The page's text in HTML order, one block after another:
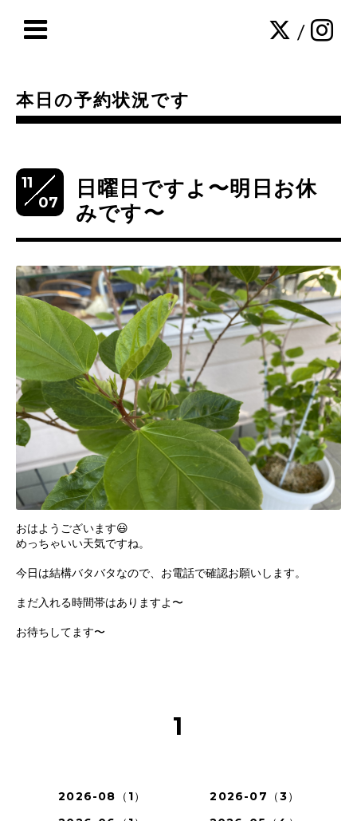
/
本日の予約状況です
11
07
日曜日ですよ〜明日お休
みです〜
おはようございます😃
めっちゃいい天気ですね。
今日は結構バタバタなので、お電話で確認お願いします。
まだ入れる時間帯はありますよ〜
お待ちしてます〜
1
2026-08（1）
2026-07（3）